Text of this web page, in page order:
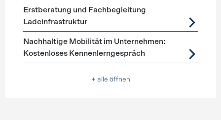
Förderprogramme Mobilitätsberatung
Erstberatung und Fachbegleitung
Ladeinfrastruktur
Nachhaltige Mobilität im Unternehmen:
Kostenloses Kennenlerngespräch
+ alle öffnen